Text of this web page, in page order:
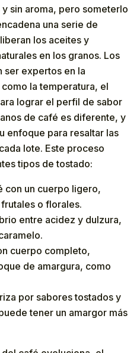
sin aroma, pero someterlo
una serie de
los aceites y
en los granos. Los
ser expertos en la
la temperatura, el
lograr el perfil de sabor
de café es diferente, y
enfoque para resaltar las
lote. Este proceso
tipos de tostado:
con un cuerpo ligero,
o florales.
entre acidez y dulzura,
cuerpo completo,
de amargura, como
por sabores tostados y
tener un amargor más